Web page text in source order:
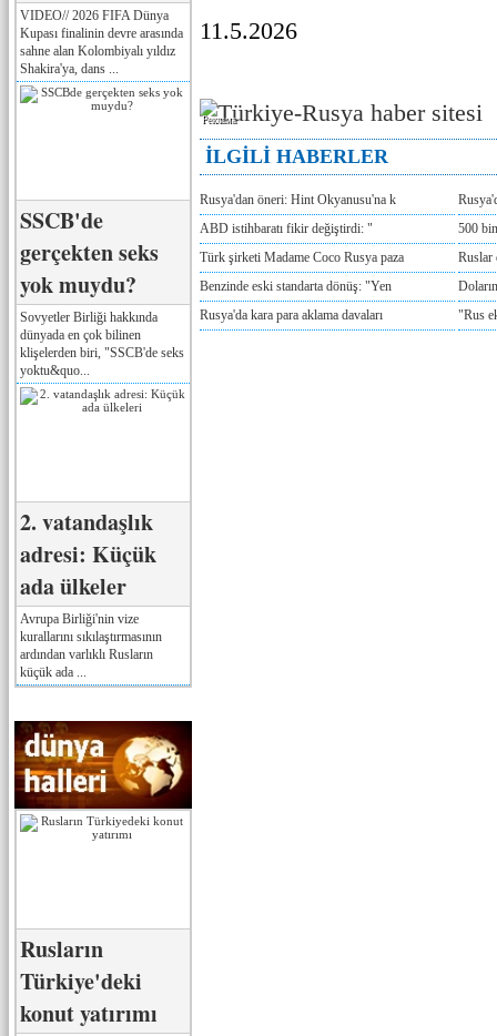
VIDEO// 2026 FIFA Dünya
Kupası finalinin devre arasında
sahne alan Kolombiyalı yıldız
Shakira'ya, dans ...
SSCB'de
gerçekten seks
yok muydu?
Sovyetler Birliği hakkında
dünyada en çok bilinen
klişelerden biri, "SSCB'de seks
yoktu&quo...
2. vatandaşlık
adresi: Küçük
ada ülkeler
Avrupa Birliği'nin vize
kurallarını sıkılaştırmasının
ardından varlıklı Rusların
küçük ada ...
Rusların
Türkiye'deki
konut yatırımı
11.5.2026
Реклама
İLGİLİ HABERLER
Rusya'dan öneri: Hint Okyanusu'na k
ABD istihbaratı fikir değiştirdi: "
500
Türk şirketi Madame Coco Rusya paza
Ruslar
Benzinde eski standarta dönüş: "Yen
Rusya'da kara para aklama davaları
"Rus